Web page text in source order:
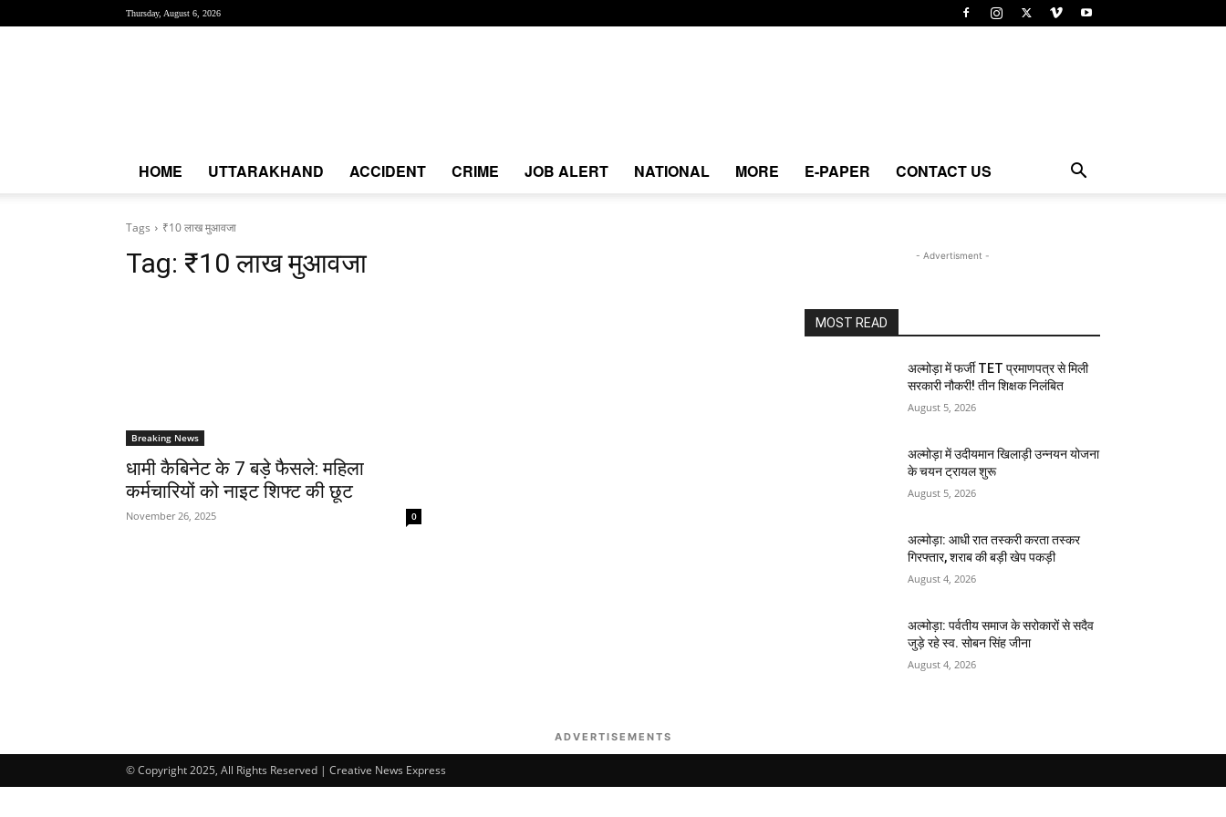
Thursday, August 6, 2026
HOME UTTARAKHAND ACCIDENT CRIME JOB ALERT NATIONAL MORE E-PAPER CONTACT US
Tags ₹10 लाख मुआवजा
Tag: ₹10 लाख मुआवजा
Breaking News
धामी कैबिनेट के 7 बड़े फैसले: महिला
कर्मचारियों को नाइट शिफ्ट की छूट
November 26, 2025 0
- Advertisment -
MOST READ
अल्मोड़ा में फर्जी TET प्रमाणपत्र से मिली
सरकारी नौकरी! तीन शिक्षक निलंबित
August 5, 2026
अल्मोड़ा में उदीयमान खिलाड़ी उन्नयन योजना
के चयन ट्रायल शुरू
August 5, 2026
अल्मोड़ा: आधी रात तस्करी करता तस्कर​
गिरफ्तार, शराब की बड़ी खेप पकड़ी
August 4, 2026
अल्मोड़ा: पर्वतीय समाज के सरोकारों से सदैव
जुड़े रहे स्व. सोबन सिंह जीना
August 4, 2026
ADVERTISEMENTS
© Copyright 2025, All Rights Reserved | Creative News Express